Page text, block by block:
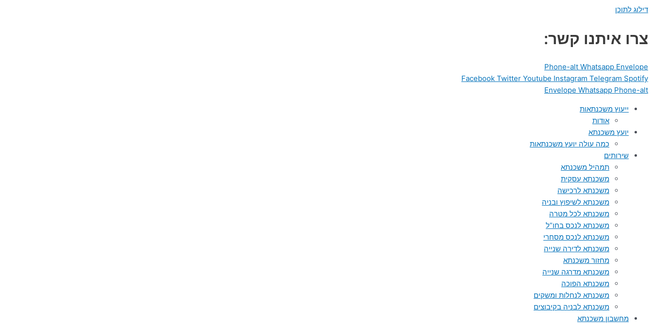
דילוג לתוכן
צרו איתנו קשר:
Phone-alt Whatsapp Envelope
Facebook Twitter Youtube Instagram Telegram Spotify
Envelope Whatsapp Phone-alt
ייעוץ משכנתאות
אודות
יועץ משכנתא
כמה עולה יועץ משכנתאות
שירותים
תמהיל משכנתא
משכנתא עסקית
משכנתא לרכישה
משכנתא לשיפוץ ובניה
משכנתא לכל מטרה
משכנתא לנכס בחו”ל
משכנתא לנכס מסחרי
משכנתא לדירה שנייה
מחזור משכנתא
משכנתא מדרגה שנייה
משכנתא הפוכה
משכנתא לנחלות ומשקים
משכנתא לבניה בקיבוצים
מחשבון משכנתא